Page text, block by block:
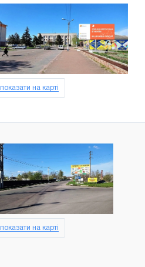
показати на карті
показати на карті